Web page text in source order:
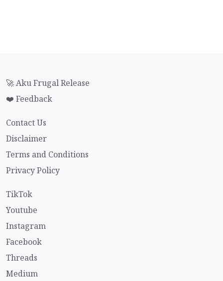
🚀 Aku Frugal Release
❤️ Feedback
Contact Us
Disclaimer
Terms and Conditions
Privacy Policy
TikTok
Youtube
Instagram
Facebook
Threads
Medium